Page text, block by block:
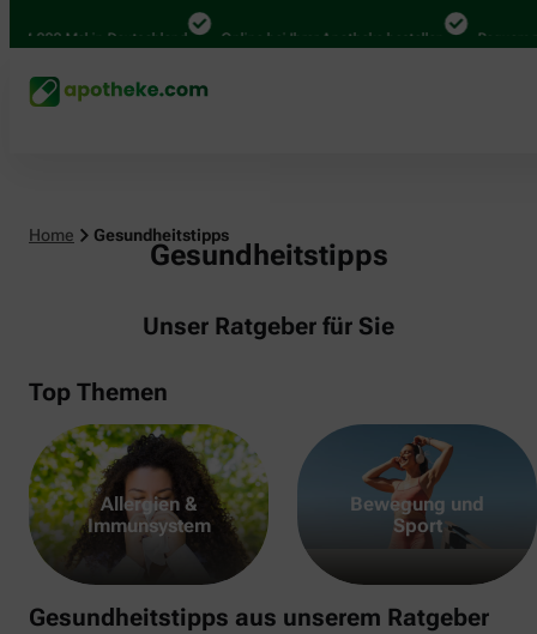
Mal in Deutschland Online bei Ihrer Apotheke bestellen Bequem
Home Gesundheitstipps
Gesundheitstipps
Unser Ratgeber für Sie
Top Themen
Allergien &
Immunsystem
Bewegung und
Sport
Gesundheitstipps aus unserem Ratgeber